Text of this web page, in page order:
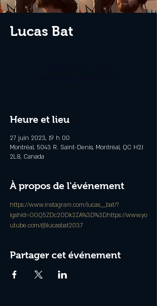
Lucas Bat
Heure et lieu
27 juin 2023, 19 h 00
Montréal, 5043 R. Saint-Denis, Montréal, QC H2J
2L8, Canada
À propos de l'événement
https://www.instagram.com/lucas___bat/?
igshid=OGQ5ZDc2ODk2ZA%3D%3Dhttps://www.yo
utube.com/@lucasbat2037
Partager cet événement